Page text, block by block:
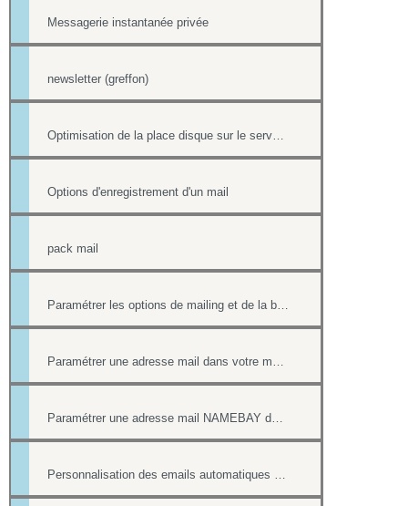
Messagerie instantanée privée
newsletter (greffon)
Optimisation de la place disque sur le serveur de mail
Options d'enregistrement d'un mail
pack mail
Paramétrer les options de mailing et de la boîte contact
Paramétrer une adresse mail dans votre messagerie
Paramétrer une adresse mail NAMEBAY dans votre messagerie
Personnalisation des emails automatiques avec présence des login / mot de passe